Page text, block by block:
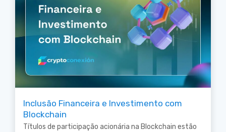
Inclusão Financeira e Investimento com
Blockchain
Títulos de participação acionária na Blockchain estão